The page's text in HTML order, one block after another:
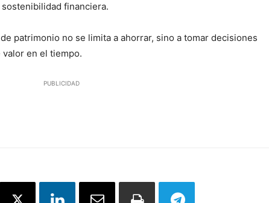
financiera.
patrimonio no se limita a ahorrar, sino a tomar decisiones
en el tiempo.
PUBLICIDAD